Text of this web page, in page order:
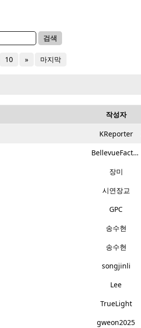
검색
10 » 마지막
작성자
KReporter
BellevueFactoria
장미
시연장교
GPC
송수현
송수현
songjinli
Lee
TrueLight
gweon2025